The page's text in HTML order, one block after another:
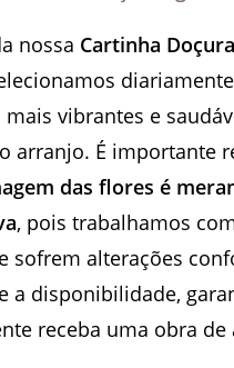
nossa Cartinha Doçura
mais vibrantes e
arranjo. É importante
das flores é
, pois trabalhamos
sofrem alterações
a disponibilidade,
receba uma obra de